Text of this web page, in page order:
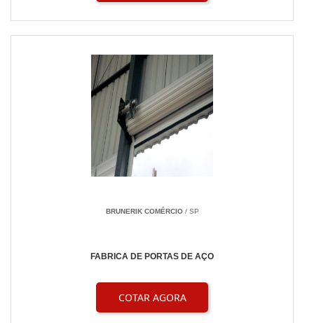
BRUNERIK COMÉRCIO/ SP
FABRICA DE PORTAS DE AÇO
COTAR AGORA